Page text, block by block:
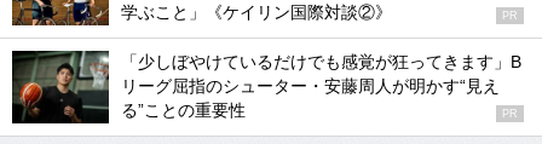
学ぶこと」《ケイリン国際対談②》
PR
「少しぼやけているだけでも感覚が狂ってきます」B
リーグ屈指のシューター・安藤周人が明かす“見え
る”ことの重要性
PR